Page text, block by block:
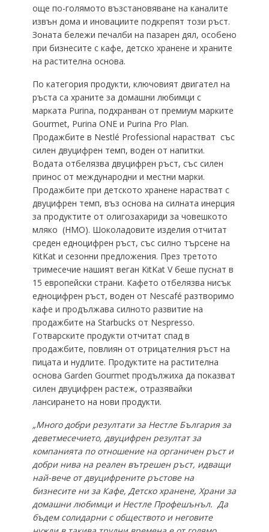
още по-голямото възстановяване на каналите
извън дома и иновациите подкрепят този ръст.
Зоната бележи печалби на пазарен дял, особено
при бизнесите с кафе, детско хранене и храните
на растителна основа.
По категория продукти, ключовият двигател на
ръста са храните за домашни любимци с
марката Purina, подхранван от премиум марките
Gourmet, Purina ONE и Purina Pro Plan.
Продажбите в Nestlé Professional нарастват със
силен двуцифрен темп, воден от напитки.
Водата отбелязва двуцифрен ръст, със силен
принос от международни и местни марки.
Продажбите при детското хранене нарастват с
двуцифрен темп, въз основа на силната инерция
за продуктите от олигозахариди за човешкото
мляко (HMO). Шоколадовите изделия отчитат
среден едноцифрен ръст, със силно търсене на
KitKat и сезонни предложения. През третото
тримесечие нашият веган KitKat V беше пуснат в
15 европейски страни. Кафето отбелязва нисък
едноцифрен ръст, воден от Nescafé разтворимо
кафе и продължава силното развитие на
продажбите на Starbucks от Nespresso.
Готварските продукти отчитат спад в
продажбите, повлиян от отрицателния ръст на
пицата и нудлите. Продуктите на растителна
основа Garden Gourmet продължиха да показват
силен двуцифрен растеж, отразявайки
лансирането на нови продукти.
„Много добри резултати за Нестле България за
деветмесечието, двуцифрен резултат за
компанията по отношение на органичен ръст и
добри нива на реален вътрешен ръст, идващи
най-вече от двуцифрените ръстове на
бизнесите ни за Кафе, Детско хранене, Храни за
домашни любимци и Нестле Профешънъл. Да
бъдем солидарни с обществото и неговите